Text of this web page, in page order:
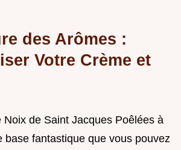
des Arômes :
Votre Crème et
Noix de Saint Jacques Poêlées à
base fantastique que vous pouvez